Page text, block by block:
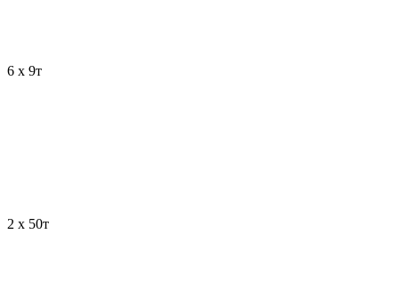
6 х 9т
2 х 50т